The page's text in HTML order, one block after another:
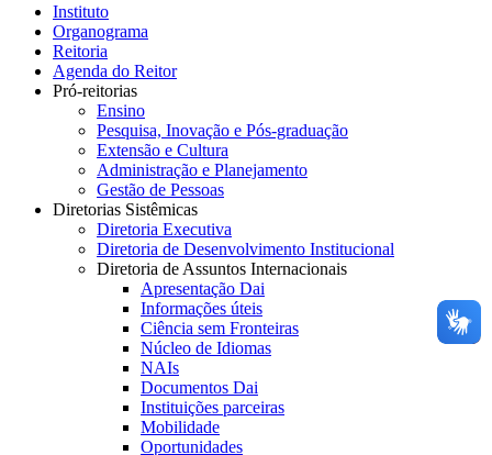
Instituto
Organograma
Reitoria
Agenda do Reitor
Pró-reitorias
Ensino
Pesquisa, Inovação e Pós-graduação
Extensão e Cultura
Administração e Planejamento
Gestão de Pessoas
Diretorias Sistêmicas
Diretoria Executiva
Diretoria de Desenvolvimento Institucional
Diretoria de Assuntos Internacionais
Apresentação Dai
Informações úteis
Ciência sem Fronteiras
Núcleo de Idiomas
NAIs
Documentos Dai
Instituições parceiras
Mobilidade
Oportunidades